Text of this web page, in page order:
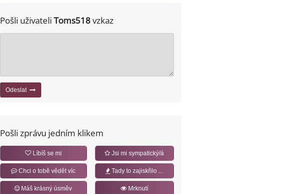
Pošli uživateli Toms518vzkaz
Odeslat
Pošli zprávu jedním klikem
Líbíš se mi Jsi mi sympatický/á
Chci o tobě vědět víc Tady to zajiskřilo ...
Máš krásný úsměv Mrknutí